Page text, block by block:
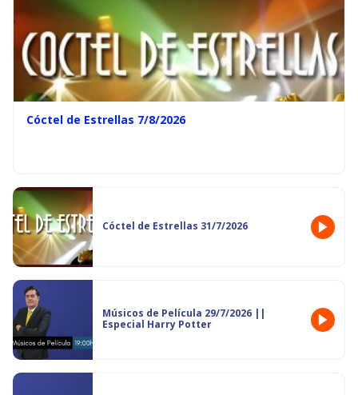
Cóctel de Estrellas 7/8/2026
Cóctel de Estrellas 31/7/2026
Músicos de Película 29/7/2026 ||
Especial Harry Potter